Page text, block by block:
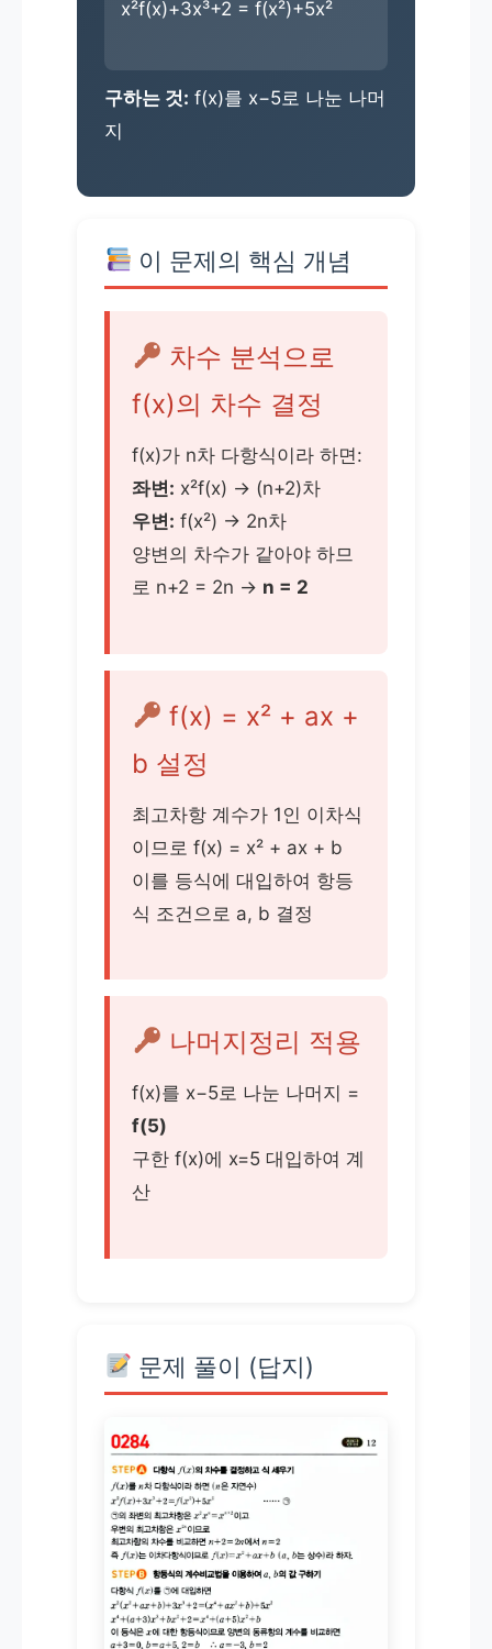
x²f(x)+3x³+2 = f(x²)+5x²
구하는 것: f(x)를 x−5로 나눈 나머
지
이 문제의 핵심 개념
차수 분석으로
f(x)의 차수 결정
f(x)가 n차 다항식이라 하면:
좌변: x²f(x) → (n+2)차
우변: f(x²) → 2n차
양변의 차수가 같아야 하므
로 n+2 = 2n → n = 2
f(x) = x² + ax +
b 설정
최고차항 계수가 1인 이차식
이므로 f(x) = x² + ax + b
이를 등식에 대입하여 항등
식 조건으로 a, b 결정
나머지정리 적용
f(x)를 x−5로 나눈 나머지 =
f(5)
구한 f(x)에 x=5 대입하여 계
산
문제 풀이 (답지)